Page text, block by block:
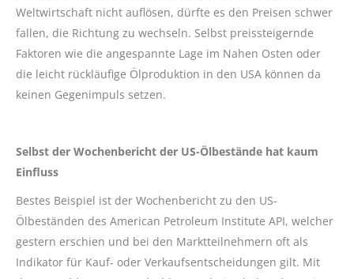
Weltwirtschaft nicht auflösen, dürfte es den Preisen schwer
fallen, die Richtung zu wechseln. Selbst preissteigernde
Faktoren wie die angespannte Lage im Nahen Osten oder
die leicht rückläufige Ölproduktion in den USA können da
keinen Gegenimpuls setzen.
Selbst der Wochenbericht der US-Ölbestände hat kaum
Einfluss
Bestes Beispiel ist der Wochenbericht zu den US-
Ölbeständen des American Petroleum Institute API, welcher
gestern erschien und bei den Marktteilnehmern oft als
Indikator für Kauf- oder Verkaufsentscheidungen gilt. Mit